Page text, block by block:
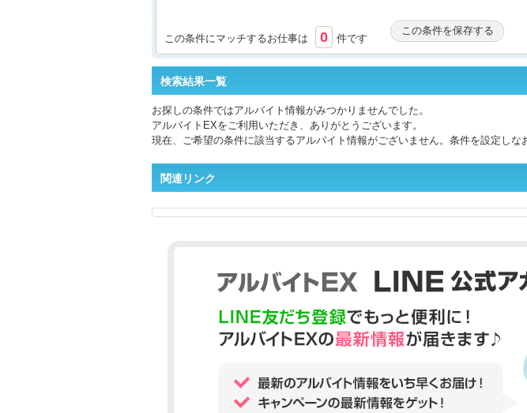
この条件にマッチするお仕事は 0 件です
この条件を保存する
検索結果一覧
お探しの条件ではアルバイト情報がみつかりませんでした。
アルバイトEXをご利用いただき、ありがとうございます。
現在、ご希望の条件に該当するアルバイト情報がございません。条件を設定しな
関連リンク